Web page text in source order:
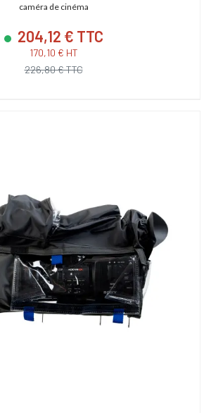
caméra de cinéma
204,12 € TTC
170,10 € HT
226,80 € TTC